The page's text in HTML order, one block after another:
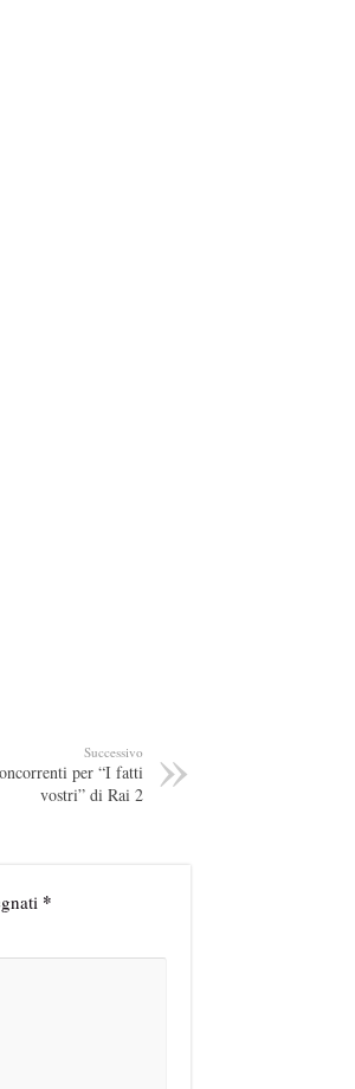
Successivo
per “I fatti
vostri” di Rai 2
*